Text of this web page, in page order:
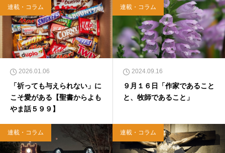
イヤモンド社）、『世界一ゆるい聖書入門』、
『世界一ゆるい聖書教室』（「ふざけ担当」LE
ONとの共著、講談社）などがある。新著<a hr
ef="https://amzn.to/376F9aC">『ふっと心がラ
クになる 眠れぬ夜の聖書のことば』（大和書
房）</a>２０２２年３月１５日発売。
連載・コラム
2026.01.06
「祈っても与えられない」に
こそ愛がある【聖書からよも
やま話５９９】
連載・コラム
2024.09.16
９月１６日「作家であること
と、牧師であること」
連載・コラム 連載・コラム